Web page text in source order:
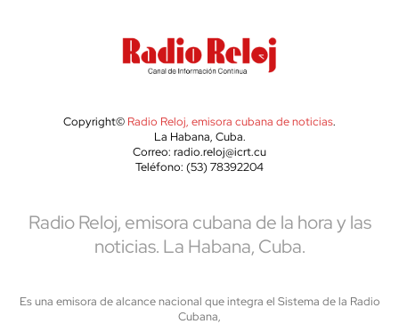
Copyright© Radio Reloj, emisora cubana de noticias.
La Habana, Cuba.
Correo: radio.reloj@icrt.cu
Teléfono: (53) 78392204
Radio Reloj, emisora cubana de la hora y las
noticias. La Habana, Cuba.
Es una emisora de alcance nacional que integra el Sistema de la Radio
Cubana,